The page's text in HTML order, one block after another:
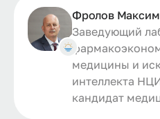
Фролов
Заведующий
медицины и
интеллекта
кандидат